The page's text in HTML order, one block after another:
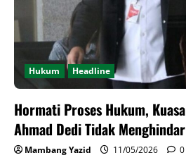
Hukum Headline
Hormati Proses Hukum,
Ahmad Dedi Tidak
Mambang Yazid 11/05/2026 0